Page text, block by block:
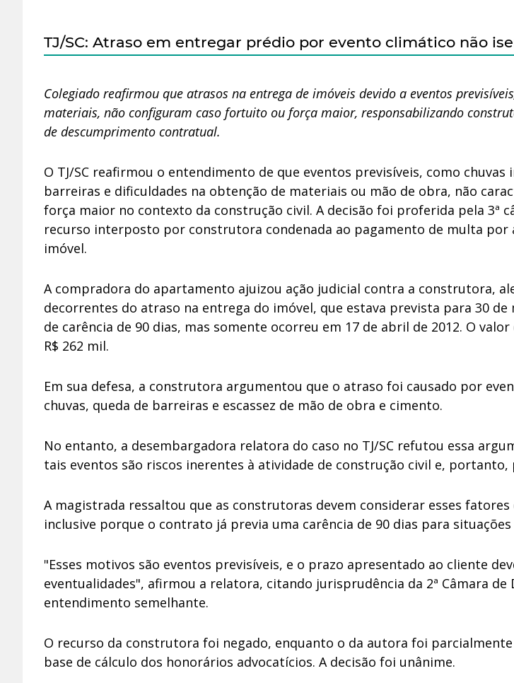
TJ/SC: Atraso em entregar prédio por evento climático não
Colegiado reafirmou que atrasos na entrega de imóveis devido a eventos
materiais, não configuram caso fortuito ou força maior, responsabilizando
de descumprimento contratual.
O TJ/SC reafirmou o entendimento de que eventos previsíveis, como chuvas
barreiras e dificuldades na obtenção de materiais ou mão de obra, não
força maior no contexto da construção civil. A decisão foi proferida pela 3ª
recurso interposto por construtora condenada ao pagamento de multa por
imóvel.
A compradora do apartamento ajuizou ação judicial contra a construtora,
decorrentes do atraso na entrega do imóvel, que estava prevista para 30 de
de carência de 90 dias, mas somente ocorreu em 17 de abril de 2012. O
R$ 262 mil.
Em sua defesa, a construtora argumentou que o atraso foi causado por
chuvas, queda de barreiras e escassez de mão de obra e cimento.
No entanto, a desembargadora relatora do caso no TJ/SC refutou essa
tais eventos são riscos inerentes à atividade de construção civil e, portanto,
A magistrada ressaltou que as construtoras devem considerar esses
inclusive porque o contrato já previa uma carência de 90 dias para
"Esses motivos são eventos previsíveis, e o prazo apresentado ao cliente
eventualidades", afirmou a relatora, citando jurisprudência da 2ª Câmara de
entendimento semelhante.
O recurso da construtora foi negado, enquanto o da autora foi
base de cálculo dos honorários advocatícios. A decisão foi unânime.